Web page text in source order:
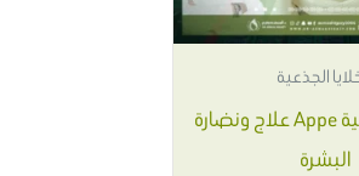
الجذعية
الخلايا الجذعية Appe علاج ونضارة
البشرة